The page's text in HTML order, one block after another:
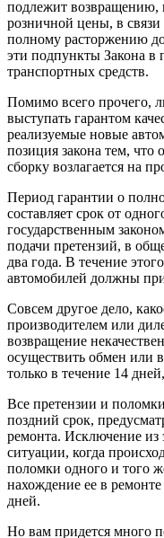
подлежит
розничной цены, в
полному расторжению
эти подпункты Закона в
транспортных средств.
Помимо всего прочего,
выступать гарантом
реализуемые новые
позиция закона тем, что
сборку возлагается на
Период гарантии о
составляет срок от
государственным
подачи претензий, в
два года. В течение
автомобилей должны
Совсем другое дело,
производителем или
возвращение
осуществить обмен или
только в течение 14
Все претензии и
поздний срок,
ремонта. Исключение из
ситуации, когда
поломки одного и того
нахождение ее в
дней.
Но вам придется много